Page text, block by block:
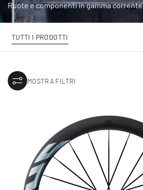
Ruote e componenti in gamma corrente
TUTTI I PRODOTTI
MOSTRA FILTRI